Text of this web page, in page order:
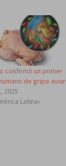
confirmó un primer
de gripe aviar
2025
Latina»